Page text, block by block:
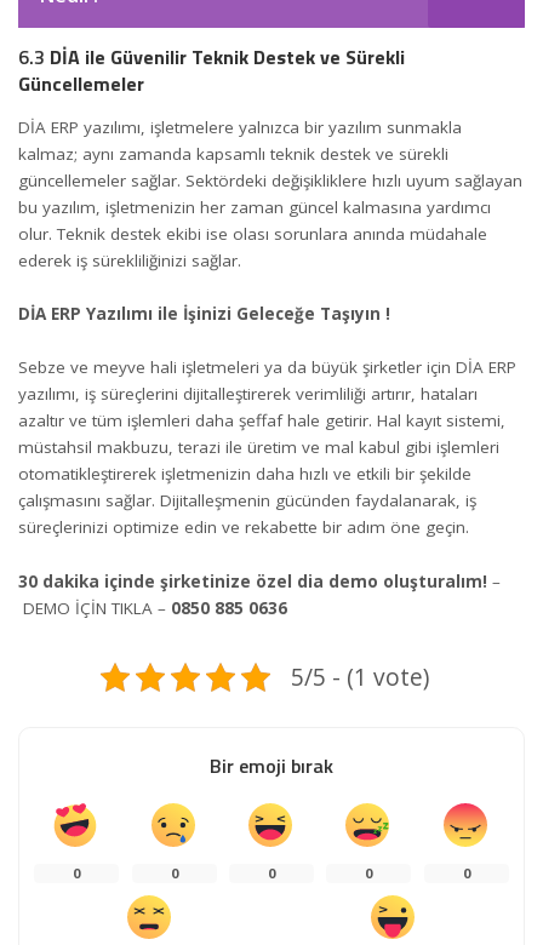
6.3 DİA ile Güvenilir Teknik Destek ve Sürekli
Güncellemeler
DİA ERP yazılımı, işletmelere yalnızca bir yazılım sunmakla
kalmaz; aynı zamanda kapsamlı teknik destek ve sürekli
güncellemeler sağlar. Sektördeki değişikliklere hızlı uyum sağlayan
bu yazılım, işletmenizin her zaman güncel kalmasına yardımcı
olur. Teknik destek ekibi ise olası sorunlara anında müdahale
ederek iş sürekliliğinizi sağlar.
DİA ERP Yazılımı ile İşinizi Geleceğe Taşıyın !
Sebze ve meyve hali işletmeleri ya da büyük şirketler için DİA ERP
yazılımı, iş süreçlerini dijitalleştirerek verimliliği artırır, hataları
azaltır ve tüm işlemleri daha şeffaf hale getirir. Hal kayıt sistemi,
müstahsil makbuzu, terazi ile üretim ve mal kabul gibi işlemleri
otomatikleştirerek işletmenizin daha hızlı ve etkili bir şekilde
çalışmasını sağlar. Dijitalleşmenin gücünden faydalanarak, iş
süreçlerinizi optimize edin ve rekabette bir adım öne geçin.
30 dakika içinde şirketinize özel dia demo oluşturalım! –
DEMO İÇİN TIKLA – 0850 885 0636
5/5 - (1 vote)
Bir emoji bırak
0 0 0 0 0